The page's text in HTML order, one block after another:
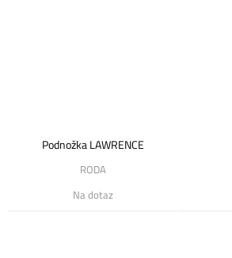
Podnožka LAWRENCE
RODA
Na dotaz